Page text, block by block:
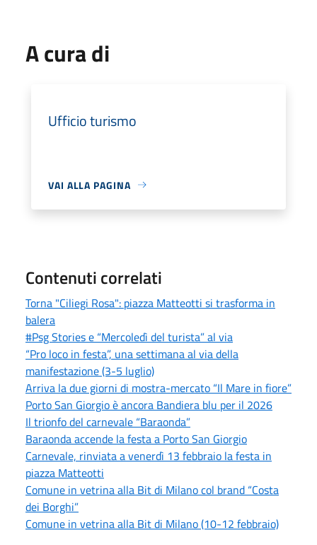
A cura di
Ufficio turismo
VAI ALLA PAGINA
Contenuti correlati
Torna "Ciliegi Rosa": piazza Matteotti si trasforma in
balera
#Psg Stories e “Mercoledì del turista” al via
“Pro loco in festa”, una settimana al via della
manifestazione (3-5 luglio)
Arriva la due giorni di mostra-mercato “Il Mare in fiore”
Porto San Giorgio è ancora Bandiera blu per il 2026
Il trionfo del carnevale “Baraonda”
Baraonda accende la festa a Porto San Giorgio
Carnevale, rinviata a venerdì 13 febbraio la festa in
piazza Matteotti
Comune in vetrina alla Bit di Milano col brand “Costa
dei Borghi”
Comune in vetrina alla Bit di Milano (10-12 febbraio)